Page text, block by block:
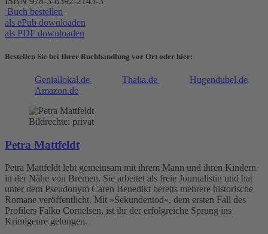
Buch bestellen
als ePub downloaden
als PDF downloaden
Bestellen Sie bei Ihrer Buchhandlung vor Ort oder hier:
Geniallokal.de Thalia.de
Hugendubel.de
Amazon.de
Bildrechte: privat
Petra Mattfeldt
Petra Mattfeldt lebt gemeinsam mit ihrem Mann und ihren Kindern
in der Nähe von Bremen. Sie arbeitet als freie Journalistin und hat
unter dem Pseudonym Caren Benedikt bereits mehrere historische
Romane veröffentlicht. Mit »Sekundentod«, dem ersten Fall des
Profilers Falko Cornelsen, ist ihr der erfolgreiche Sprung ins
Krimigenre gelungen.